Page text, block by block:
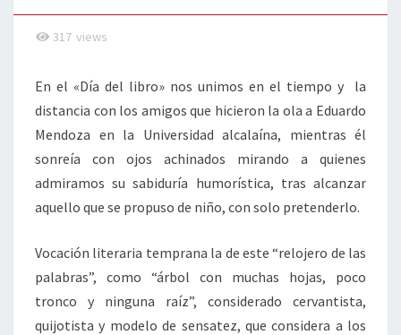
317 views
En el «Día del libro» nos unimos en el tiempo y la
distancia con los amigos que hicieron la ola a Eduardo
Mendoza en la Universidad alcalaína, mientras él
sonreía con ojos achinados mirando a quienes
admiramos su sabiduría humorística, tras alcanzar
aquello que se propuso de niño, con solo pretenderlo.
Vocación literaria temprana la de este “relojero de las
palabras”, como “árbol con muchas hojas, poco
tronco y ninguna raíz”, considerado cervantista,
quijotista y modelo de sensatez, que considera a los